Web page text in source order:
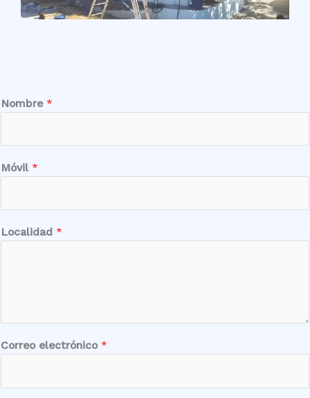
Nombre *
Móvil *
Localidad *
*
e
e
Correo electrónico *